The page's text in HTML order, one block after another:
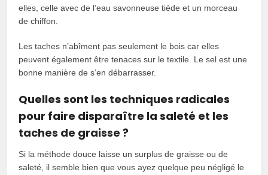
elles, celle avec de l’eau savonneuse tiède et un morceau
de chiffon.
Les taches n’abîment pas seulement le bois car elles
peuvent également être tenaces sur le textile. Le sel est une
bonne manière de s’en débarrasser.
Quelles sont les techniques radicales
pour faire disparaître la saleté et les
taches de graisse ?
Si la méthode douce laisse un surplus de graisse ou de
saleté, il semble bien que vous ayez quelque peu négligé le